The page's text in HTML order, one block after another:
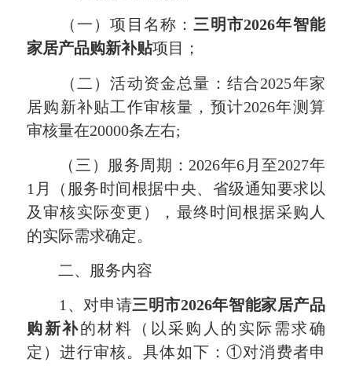
（一）项目名称：三明市2026年智能
家居产品购新补贴项目；
（二）活动资金总量：结合2025年家
居购新补贴工作审核量，预计2026年测算
审核量在20000条左右;
（三）服务周期：2026年6月至2027年
1月（服务时间根据中央、省级通知要求以
及审核实际变更），最终时间根据采购人
的实际需求确定。
二、服务内容
1、对申请三明市2026年智能家居产品
购新补的材料（以采购人的实际需求确
定）进行审核。具体如下：①对消费者申